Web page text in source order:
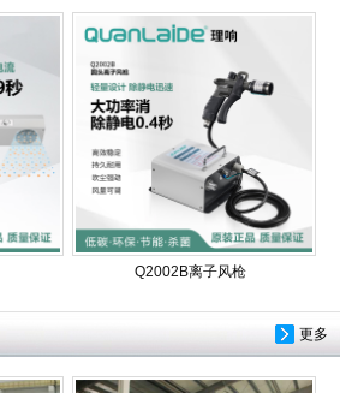
Q2002B离子风枪
更多